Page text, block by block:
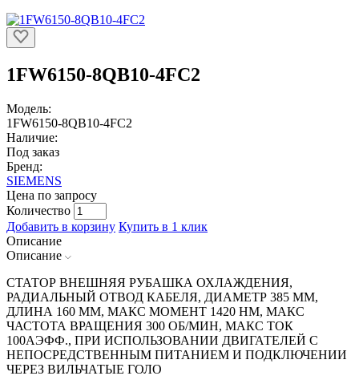
1FW6150-8QB10-4FC2
Модель:
1FW6150-8QB10-4FC2
Наличие:
Под заказ
Бренд:
SIEMENS
Цена по запросу
Количество
Добавить в корзину Купить в 1 клик
Описание
Описание
СТАТОР ВНЕШНЯЯ РУБАШКА ОХЛАЖДЕНИЯ,
РАДИАЛЬНЫЙ ОТВОД КАБЕЛЯ, ДИАМЕТР 385 ММ,
ДЛИНА 160 ММ, МАКС МОМЕНТ 1420 HM, МАКС
ЧАСТОТА ВРАЩЕНИЯ 300 ОБ/МИН, МАКС ТОК
100АЭФФ., ПРИ ИСПОЛЬЗОВАНИИ ДВИГАТЕЛЕЙ С
НЕПОСРЕДСТВЕННЫМ ПИТАНИЕМ И ПОДКЛЮЧЕНИИ
ЧЕРЕЗ ВИЛЬЧАТЫЕ ГОЛО